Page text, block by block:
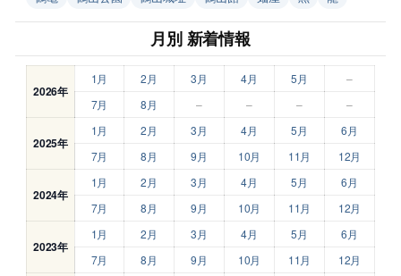
月別 新着情報
2026年
1月 2月 3月 4月 5月
–
7月
8月 – – – –
2025年
1月 2月 3月 4月 5月
6月
7月
8月 9月 10月 11月 12月
2024年
1月 2月 3月 4月 5月
6月
7月
8月 9月 10月 11月 12月
2023年
1月 2月 3月 4月 5月
6月
7月
8月 9月 10月 11月 12月